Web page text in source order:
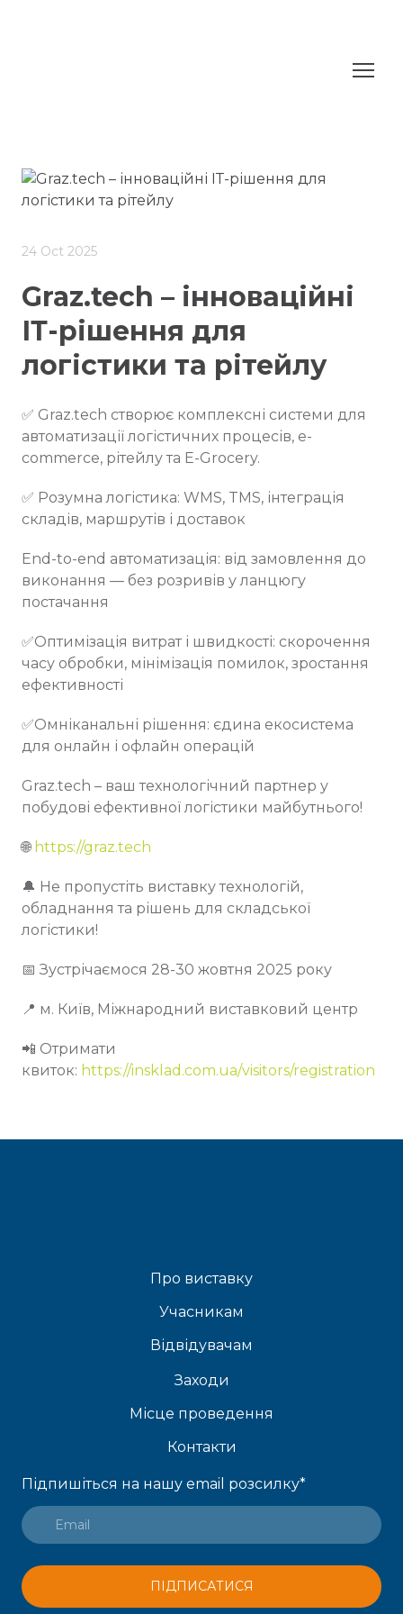
24 Oct 2025
Graz.tech – інноваційні
ІТ-рішення для
логістики та рітейлу
✅ Graz.tech створює комплексні системи для
автоматизації логістичних процесів, e-
commerce, рітейлу та E-Grocery.
✅ Розумна логістика: WMS, TMS, інтеграція
складів, маршрутів і доставок
End-to-end автоматизація: від замовлення до
виконання — без розривів у ланцюгу
постачання
✅Оптимізація витрат і швидкості: скорочення
часу обробки, мінімізація помилок, зростання
ефективності
✅Омніканальні рішення: єдина екосистема
для онлайн і офлайн операцій
Graz.tech – ваш технологічний партнер у
побудові ефективної логістики майбутнього!
🌐 https://graz.tech
🔔 Не пропустіть виставку технологій,
обладнання та рішень для складської
логістики!
📅 Зустрічаємося 28-30 жовтня 2025 року
📍 м. Київ, Міжнародний виставковий центр
📲 Отримати
квиток: https://insklad.com.ua/visitors/registration
Про виставку
Учасникам
Відвідувачам
Заходи
Місце проведення
Контакти
Підпишіться на нашу email розсилку*
ПІДПИСАТИСЯ